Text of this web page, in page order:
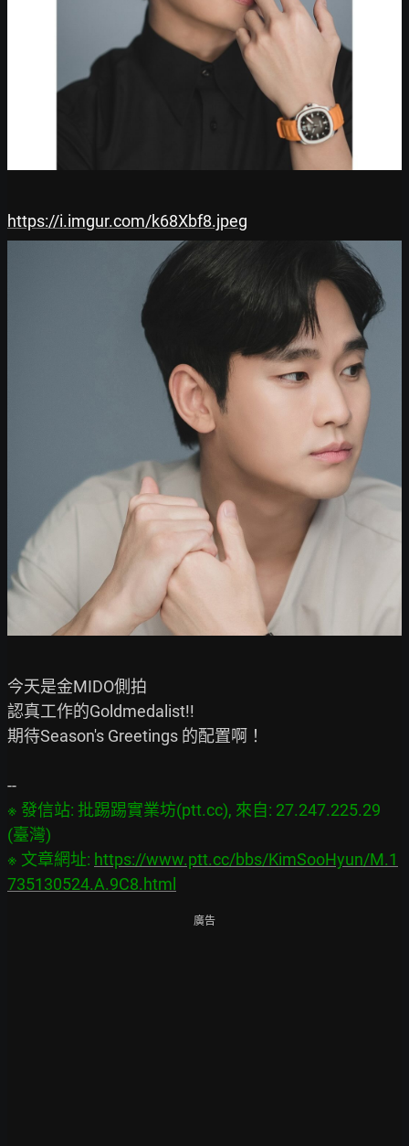
https://i.imgur.com/k68Xbf8.jpeg
今天是金MIDO側拍
認真工作的Goldmedalist!!
期待Season's Greetings 的配置啊！
※ 發信站: 批踢踢實業坊(ptt.cc), 來自: 27.247.225.29
(臺灣)
※ 文章網址: https://www.ptt.cc/bbs/KimSooHyun/M.1
735130524.A.9C8.html
廣告